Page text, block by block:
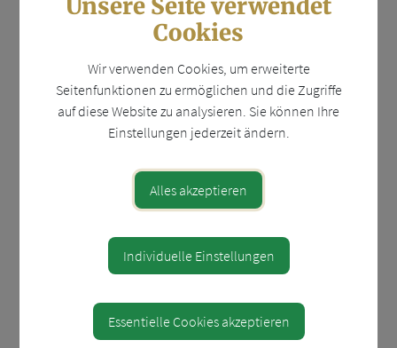
https://behamberg.gv.at/kultur-freizeit
Behamberg 38
4441 Behamberg
Auf Google Maps anzeigen
Diese Veranstaltung ist für Kinder geeignet.
Veranstalter
Theater in Behamberg
https://theater.behamberg.at/
Unsere Seite verwendet
Cookies
Wir verwenden Cookies, um erweiterte
Seitenfunktionen zu ermöglichen und die Zugriffe
auf diese Website zu analysieren. Sie können Ihre
Einstellungen jederzeit ändern.
Alles akzeptieren
Individuelle Einstellungen
Essentielle Cookies akzeptieren